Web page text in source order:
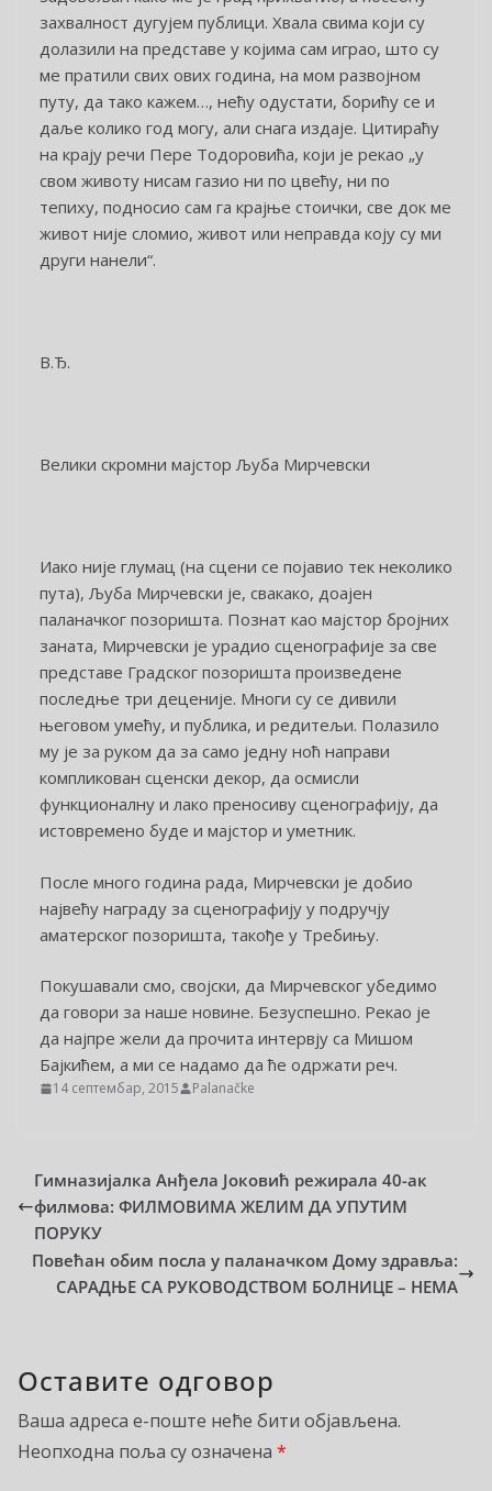
захвалност дугујем публици. Хвала свима који су
долазили на представе у којима сам играо, што су
ме пратили свих ових година, на мом развојном
путу, да тако кажем…, нећу одустати, борићу се и
даље колико год могу, али снага издаје. Цитираћу
на крају речи Пере Тодоровића, који је рекао „у
свом животу нисам газио ни по цвећу, ни по
тепиху, подносио сам га крајње стоички, све док ме
живот није сломио, живот или неправда коју су ми
други нанели“.
В.Ђ.
Велики скромни мајстор Љуба Мирчевски
Иако није глумац (на сцени се појавио тек неколико
пута), Љуба Мирчевски је, свакако, доајен
паланачког позоришта. Познат као мајстор бројних
заната, Мирчевски је урадио сценографије за све
представе Градског позоришта произведене
последње три деценије. Многи су се дивили
његовом умећу, и публика, и редитељи. Полазило
му је за руком да за само једну ноћ направи
компликован сценски декор, да осмисли
функционалну и лако преносиву сценографију, да
истовремено буде и мајстор и уметник.
После много година рада, Мирчевски је добио
највећу награду за сценографију у подручју
аматерског позоришта, такође у Требињу.
Покушавали смо, својски, да Мирчевског убедимо
да говори за наше новине. Безуспешно. Рекао је
да најпре жели да прочита интервју са Мишом
Бајкићем, а ми се надамо да ће одржати реч.
14 септембар, 2015 Palanačke
Гимназијалка Анђела Јоковић режирала 40-ак
филмова: ФИЛМОВИМА ЖЕЛИМ ДА УПУТИМ
ПОРУКУ
Повећан обим посла у паланачком Дому здравља:
САРАДЊЕ СА РУКОВОДСТВОМ БОЛНИЦЕ – НЕМА
Оставите одговор
Ваша адреса е-поште неће бити објављена.
Неопходна поља су означена *